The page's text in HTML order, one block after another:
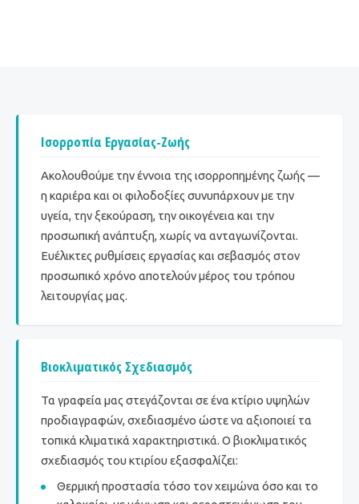
Ισορροπία Εργασίας-Ζωής
Ακολουθούμε την έννοια της ισορροπημένης ζωής —
η καριέρα και οι φιλοδοξίες συνυπάρχουν με την
υγεία, την ξεκούραση, την οικογένεια και την
προσωπική ανάπτυξη, χωρίς να ανταγωνίζονται.
Ευέλικτες ρυθμίσεις εργασίας και σεβασμός στον
προσωπικό χρόνο αποτελούν μέρος του τρόπου
λειτουργίας μας.
Βιοκλιματικός Σχεδιασμός
Τα γραφεία μας στεγάζονται σε ένα κτίριο υψηλών
προδιαγραφών, σχεδιασμένο ώστε να αξιοποιεί τα
τοπικά κλιματικά χαρακτηριστικά. Ο βιοκλιματικός
σχεδιασμός του κτιρίου εξασφαλίζει:
Θερμική προστασία τόσο τον χειμώνα όσο και το